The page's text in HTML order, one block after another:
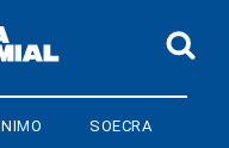
SOECRA